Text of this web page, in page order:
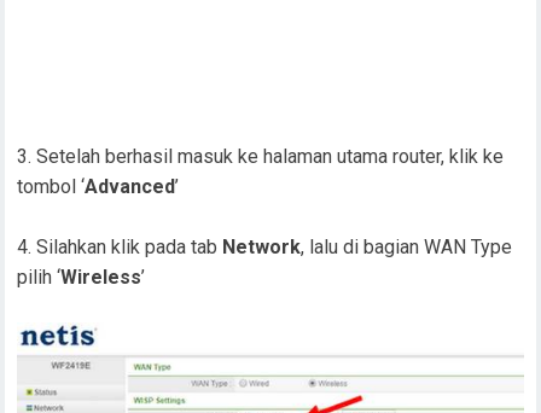
Setelah berhasil masuk ke halaman utama router, klik ke
tombol ‘Advanced’
Silahkan klik pada tab Network, lalu di bagian WAN Type
pilih ‘Wireless’